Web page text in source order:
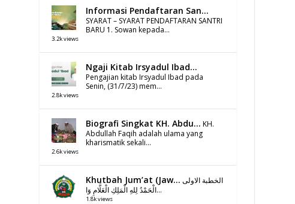
Informasi Pendaftaran San...
SYARAT – SYARAT PENDAFTARAN SANTRI
BARU 1. Sowan kepada...
3.2k views
Ngaji Kitab Irsyadul Ibad...
Pengajian kitab Irsyadul Ibad pada
Senin, (31/7/23) mem...
2.8k views
Biografi Singkat KH. Abdu... KH.
Abdullah Faqih adalah ulama yang
kharismatik sekali...
2.6k views
Khutbah Jum’at (Jaw... الخطبة الاولى
الْحَمْدُ لِلهِ الْمَلِكِ الْعَلَّامِ وَا...
1.8k views